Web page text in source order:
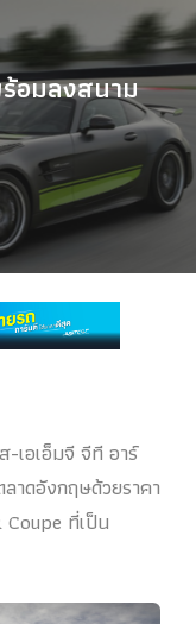
งานแสดงรถ
Car In The Movie
สเปคราคา รถยนต์
อมลงสนาม
-เอเอ็มจี จีที อาร์
าดอังกฤษด้วยราคา
ที่เป็น